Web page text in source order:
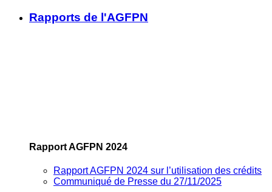
Rapports de l'AGFPN
Rapport AGFPN 2024
Rapport AGFPN 2024 sur l’utilisation des crédits
Communiqué de Presse du 27/11/2025